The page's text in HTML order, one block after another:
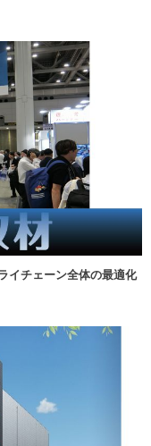
イチェーン全体の最適化